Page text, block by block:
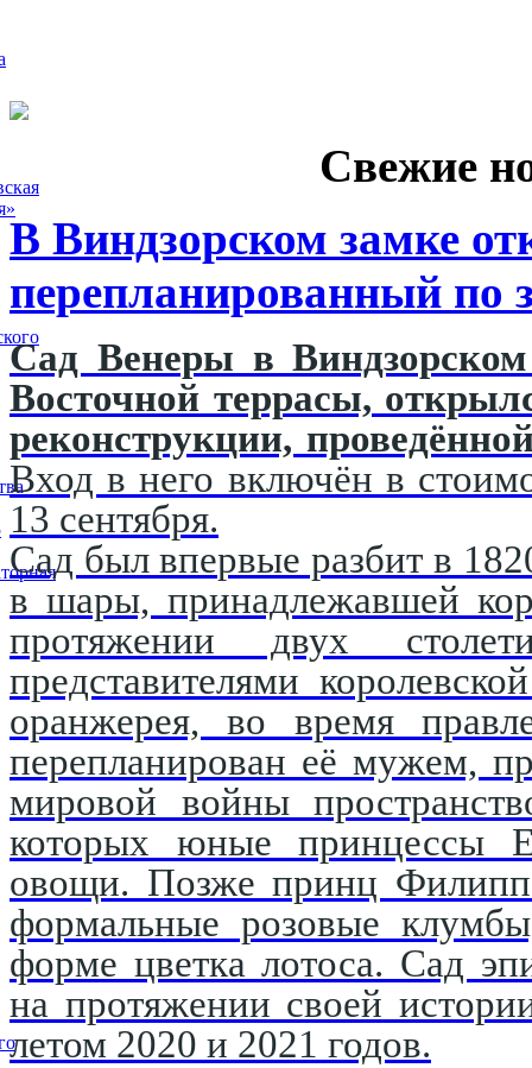
Свежие
В Виндзорском замке
перепланированный
Сад Венеры в
Восточной террасы,
реконструкции,
Вход в него включён в
13 сентября.
Сад был впервые разбит в
в шары, принадлежавшей
протяжении двух
представителями
оранжерея, во время
перепланирован её мужем,
мировой войны
которых юные принцессы
овощи. Позже принц Филипп
формальные розовые
форме цветка лотоса. Сад
на протяжении своей
летом 2020 и 2021 годов.